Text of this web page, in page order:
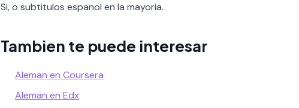
Si, o subtitulos espanol en la mayoria.
Tambien te puede interesar
Aleman en Coursera
Aleman en Edx